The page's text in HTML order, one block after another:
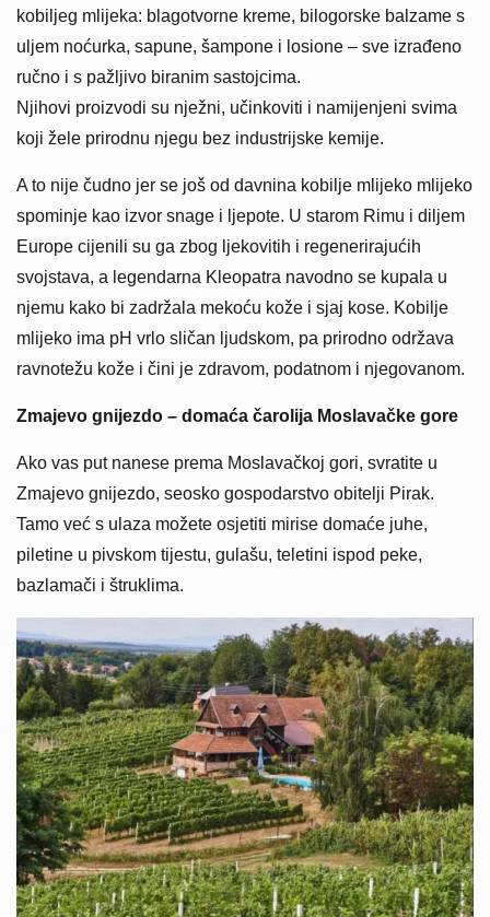
kobiljeg mlijeka: blagotvorne kreme, bilogorske balzame s
uljem noćurka, sapune, šampone i losione – sve izrađeno
ručno i s pažljivo biranim sastojcima.
Njihovi proizvodi su nježni, učinkoviti i namijenjeni svima
koji žele prirodnu njegu bez industrijske kemije.
A to nije čudno jer se još od davnina kobilje mlijeko mlijeko
spominje kao izvor snage i ljepote. U starom Rimu i diljem
Europe cijenili su ga zbog ljekovitih i regenerirajućih
svojstava, a legendarna Kleopatra navodno se kupala u
njemu kako bi zadržala mekoću kože i sjaj kose. Kobilje
mlijeko ima pH vrlo sličan ljudskom, pa prirodno održava
ravnotežu kože i čini je zdravom, podatnom i njegovanom.
Zmajevo gnijezdo – domaća čarolija Moslavačke gore
Ako vas put nanese prema Moslavačkoj gori, svratite u
Zmajevo gnijezdo, seosko gospodarstvo obitelji Pirak.
Tamo već s ulaza možete osjetiti mirise domaće juhe,
piletine u pivskom tijestu, gulašu, teletini ispod peke,
bazlamači i štruklima.